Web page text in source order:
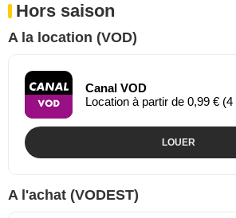
Hors saison
A la location (VOD)
Canal VOD
Location à partir de 0,99 € (4
LOUER
A l'achat (VODEST)